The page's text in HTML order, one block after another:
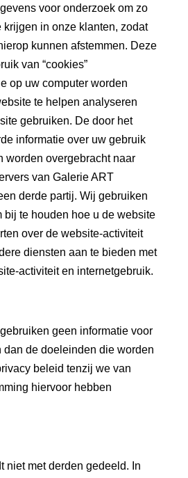
voor onderzoek om zo
krijgen in onze klanten, zodat
kunnen afstemmen. Deze
van “cookies”
op uw computer worden
te helpen analyseren
gebruiken. De door het
informatie over uw gebruik
worden overgebracht naar
van Galerie ART
derde partij. Wij gebruiken
bij te houden hoe u de website
over de website-activiteit
diensten aan te bieden met
activiteit en internetgebruik.
geen informatie voor
de doeleinden die worden
beleid tenzij we van
hiervoor hebben
niet met derden gedeeld. In